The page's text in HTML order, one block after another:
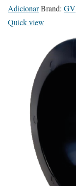
AdicionarBrand: GV
Quick view